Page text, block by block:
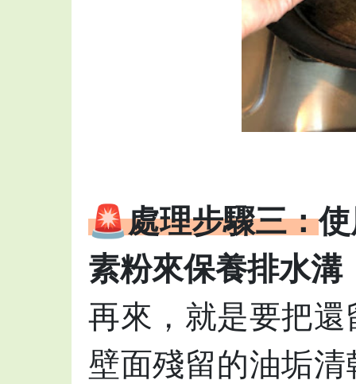
🚨處理步驟三：
素粉來保養排水
再來，就是要把
壁面殘留的油垢